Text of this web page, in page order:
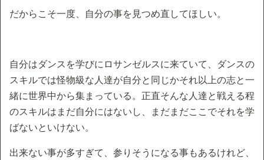
だからこそ一度、自分の事を見つめ直してほしい。
自分はダンスを学びにロサンゼルスに来ていて、ダンスの
スキルでは怪物級な人達が自分と同じかそれ以上の志と一
緒に世界中から集まっている。正直そんな人達と戦える程
のスキルはまだ自分にはないし、まだまだここでそれを学
ばないといけない。
出来ない事が多すぎて、参りそうになる事もあるけれど、